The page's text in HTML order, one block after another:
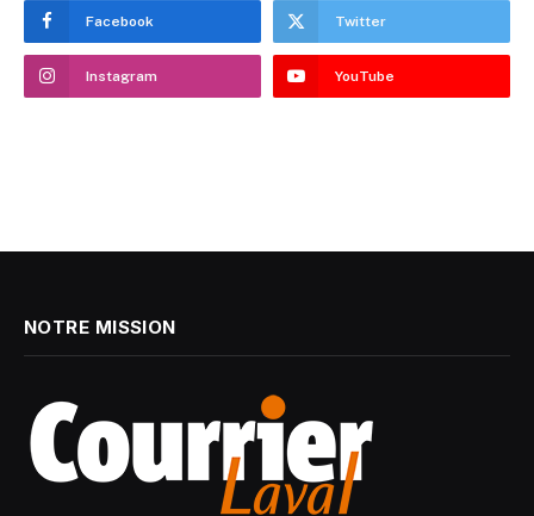
Facebook Twitter
Instagram YouTube
NOTRE MISSION